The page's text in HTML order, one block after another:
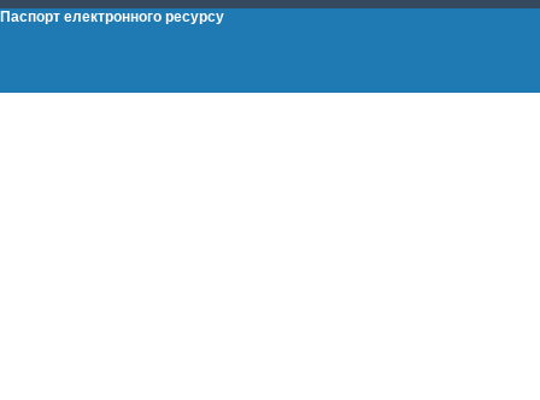
Паспорт електронного ресурсу